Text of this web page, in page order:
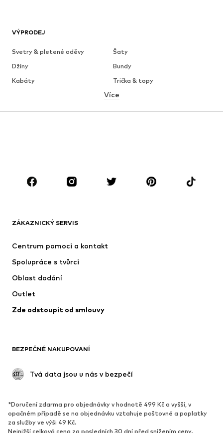
VÝPRODEJ
Svetry & pletené oděvy
Šaty
Džíny
Bundy
Kabáty
Trička & topy
Spodní prádlo
Doplňky
Premium
Nové
Trička & topy
Bundy
Spodní prádlo
Kabáty
Plavky
Příležitosti
Upcyklace
Nové
Oblíbené
Tenisky
Více
ZÁKAZNICKÝ SERVIS
Centrum pomoci a kontakt
Spolupráce s tvůrci
Oblast dodání
Outlet
Zde odstoupit od smlouvy
BEZPEČNÉ NAKUPOVANÍ
Tvá data jsou u nás v bezpečí
*Doručení zdarma pro objednávky v hodnotě 499 Kč a vyšší, v
opačném případě se na objednávku vztahuje poštovné a poplatky
za služby ve výši 49 Kč.
Nejnižší celková cena za posledních 30 dní před snížením ceny.